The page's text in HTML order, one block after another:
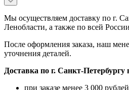
Мы осуществляем доставку по г.
Ленобласти, а также по всей
После оформления заказа, наш
уточнения деталей.
Доставка по г. Санкт-
при заказе менее 3 000